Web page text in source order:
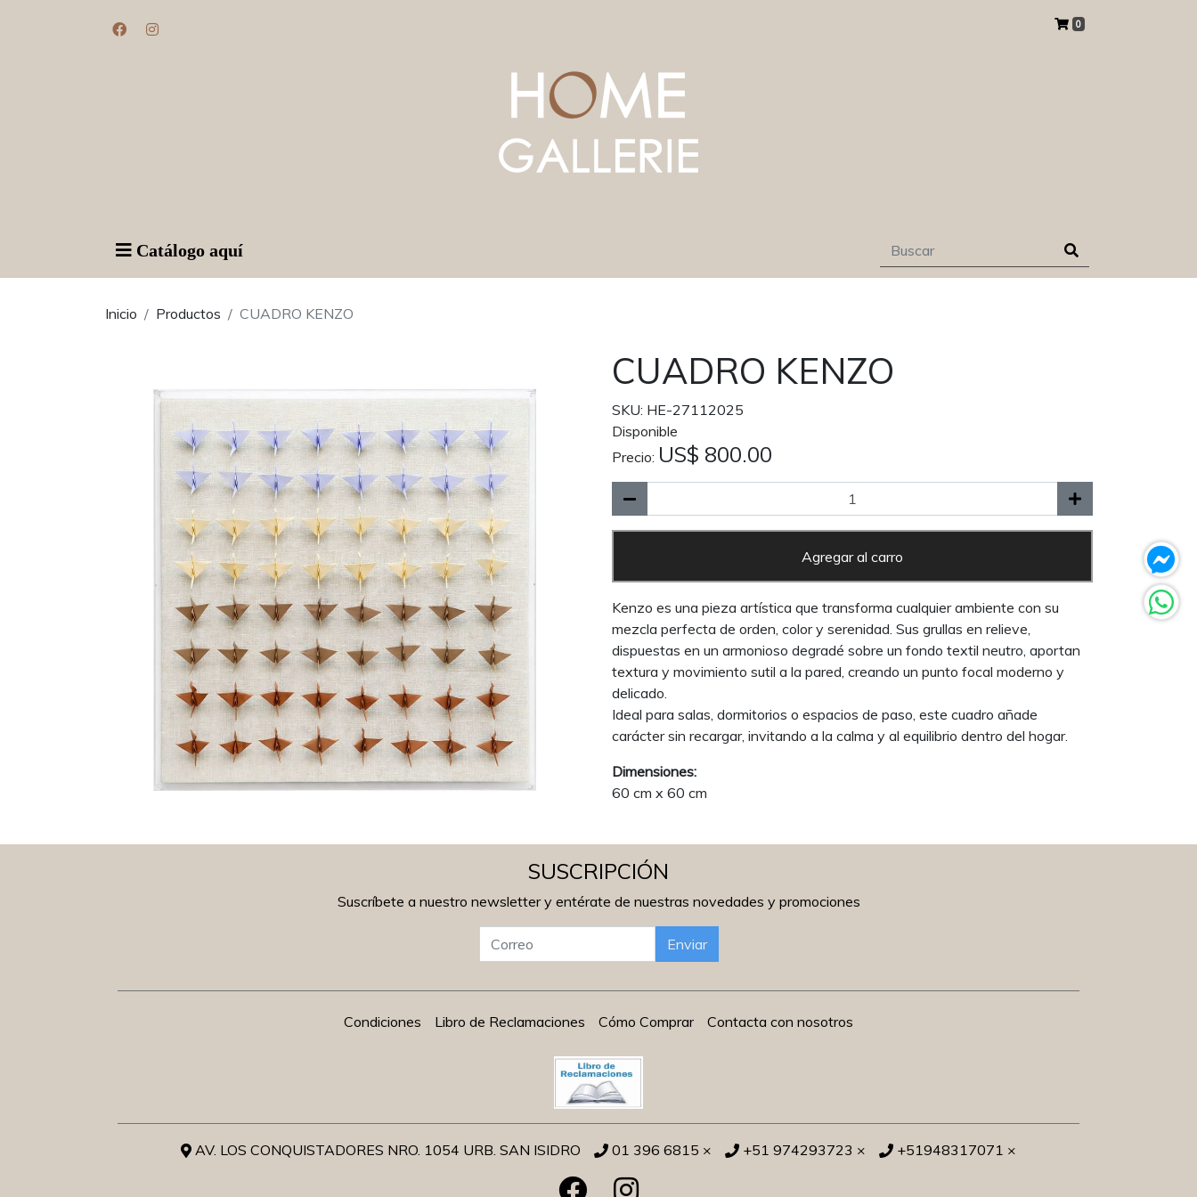
0
Catálogo aquí
Inicio Productos CUADRO KENZO
CUADRO KENZO
SKU: HE-27112025
Disponible
Precio: US$ 800.00
Agregar al carro
Kenzo es una pieza artística que transforma cualquier ambiente con su
mezcla perfecta de orden, color y serenidad. Sus grullas en relieve,
dispuestas en un armonioso degradé sobre un fondo textil neutro, aportan
textura y movimiento sutil a la pared, creando un punto focal moderno y
delicado.
Ideal para salas, dormitorios o espacios de paso, este cuadro añade
carácter sin recargar, invitando a la calma y al equilibrio dentro del hogar.
Dimensiones:
60 cm x 60 cm
SUSCRIPCIÓN
Suscríbete a nuestro newsletter y entérate de nuestras novedades y promociones
Enviar
Condiciones Libro de Reclamaciones Cómo Comprar Contacta con nosotros
AV. LOS CONQUISTADORES NRO. 1054 URB. SAN ISIDRO 01 396 6815 × +51 974293723 × +51948317071 ×